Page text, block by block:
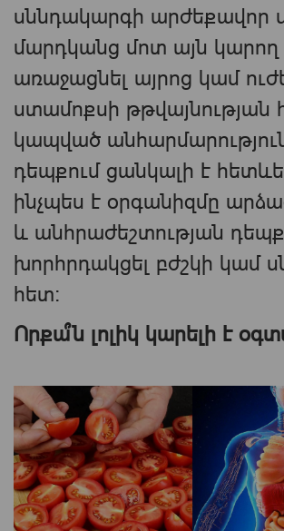
սննդակարգի արժեքավոր
մարդկանց մոտ այն կարող
առաջացնել այրոց կամ
ստամոքսի թթվայնության
կապված
դեպքում ցանկալի է
ինչպես է օրգանիզմը
և անհրաժեշտության
խորհրդակցել բժշկի կամ
հետ։
Որքա՞ն լոլիկ կարելի է